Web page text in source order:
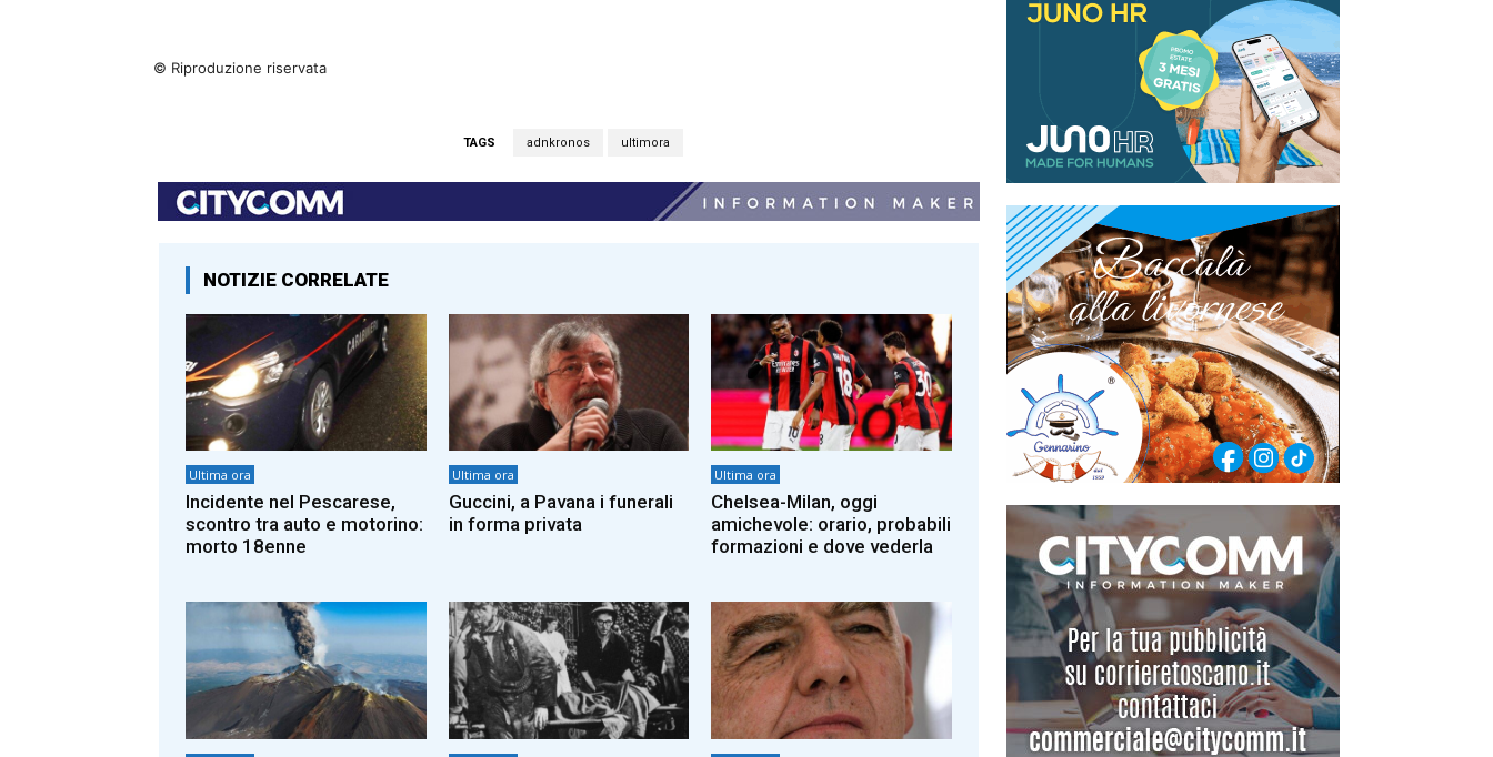
© Riproduzione riservata
TAGS adnkronos ultimora
NOTIZIE CORRELATE
Ultima ora
Incidente nel Pescarese,
scontro tra auto e motorino:
morto 18enne
Ultima ora
Guccini, a Pavana i funerali
in forma privata
Ultima ora
Chelsea-Milan, oggi
amichevole: orario, probabili
formazioni e dove vederla